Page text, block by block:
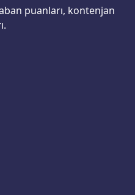
puanları, kontenjan